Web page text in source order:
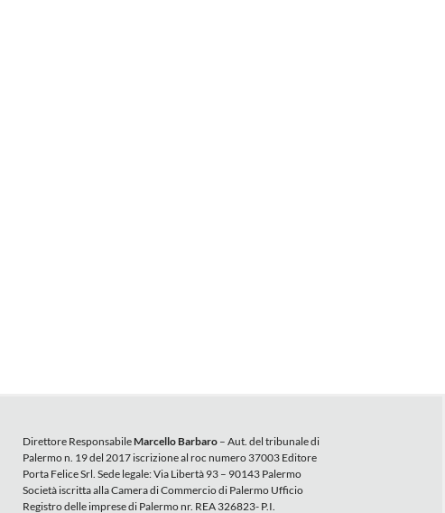
Direttore ResponsabileMarcello Barbaro– Aut. del tribunale di
Palermo n. 19 del 2017 iscrizione al roc numero 37003 Editore
Porta Felice Srl. Sede legale: Via Libertà 93 – 90143 Palermo
Società iscritta alla Camera di Commercio di Palermo Ufficio
Registro delle imprese di Palermo nr. REA 326823- P.I.